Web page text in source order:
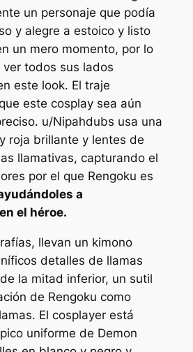
un personaje que podía
y alegre a estoico y listo
un mero momento, por lo
todos sus lados
este look. El traje
este cosplay sea aún
u/Nipahdubs usa una
roja brillante y lentes de
llamativas, capturando el
por el que Rengoku es
a
el héroe.
llevan un kimono
detalles de llamas
la mitad inferior, un sutil
de Rengoku como
El cosplayer está
uniforme de Demon